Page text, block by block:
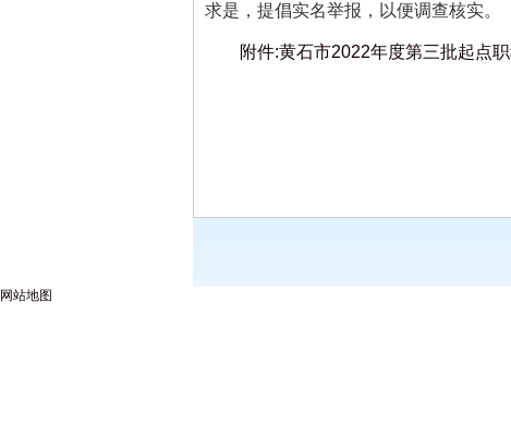
求是，提倡实名举报，以便调查核实。
附件:黄石市2022年度第三批起点
网站地图